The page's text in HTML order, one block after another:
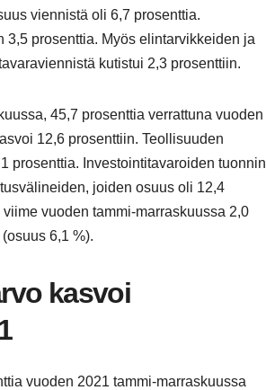
viennistä oli 6,7 prosenttia.
prosenttia. Myös elintarvikkeiden ja
kutistui 2,3 prosenttiin.
45,7 prosenttia verrattuna vuoden
12,6 prosenttiin. Teollisuuden
prosenttia. Investointitavaroiden tuonnin
joiden osuus oli 12,4
vuoden tammi-marraskuussa 2,0
6,1 %).
kasvoi
vuoden 2021 tammi-marraskuussa